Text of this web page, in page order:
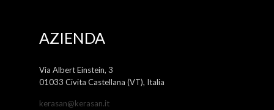
AZIENDA
Via Albert Einstein, 3
01033 Civita Castellana (VT), Italia
kerasan@kerasan.it